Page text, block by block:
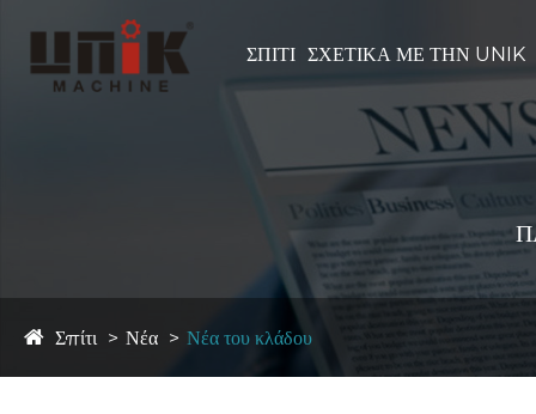
ΣΠΊΤΙ ΣΧΕΤΙΚΆ ΜΕ ΤΗΝ UNIK
Σπίτι Νέα Νέα του κλάδου